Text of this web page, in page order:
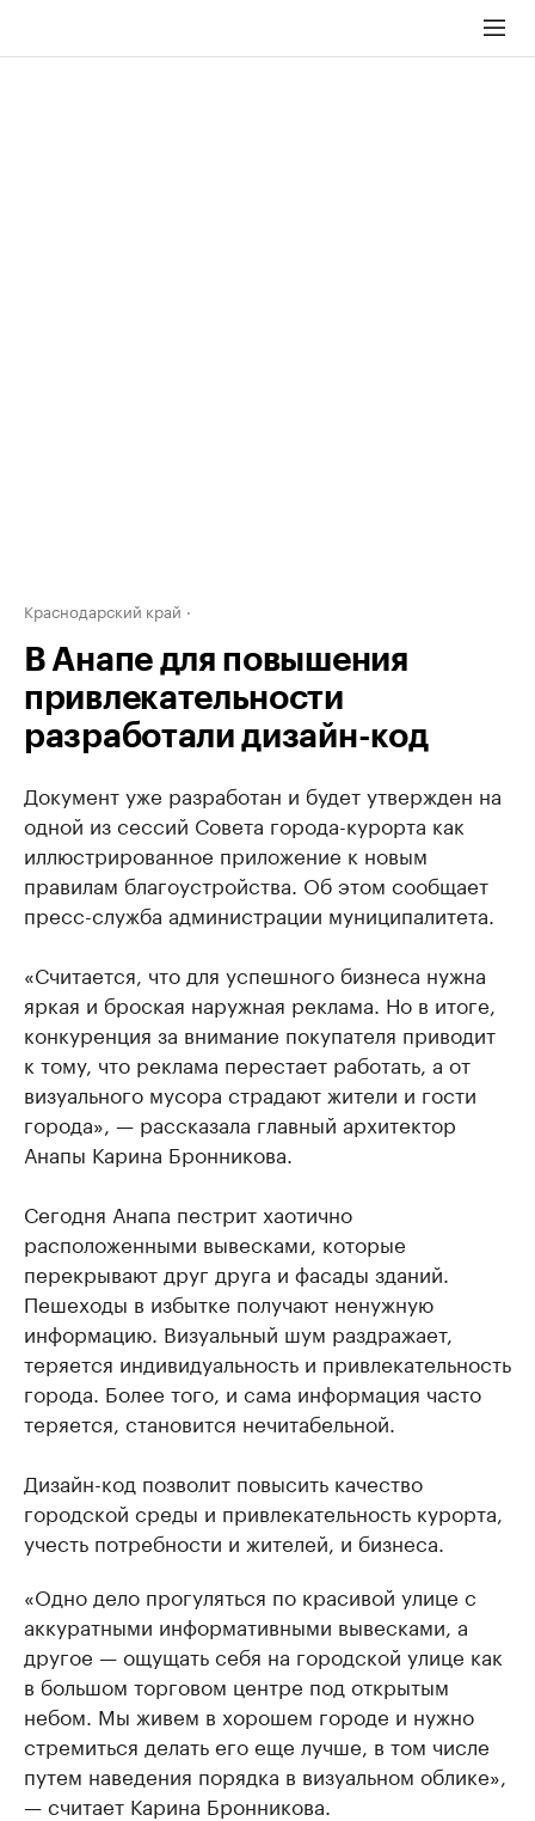
Краснодарский край
В Анапе для повышения
привлекательности
разработали дизайн-код
Документ уже разработан и будет утвержден на
одной из сессий Совета города-курорта как
иллюстрированное приложение к новым
правилам благоустройства. Об этом сообщает
пресс-служба администрации муниципалитета.
«Считается, что для успешного бизнеса нужна
яркая и броская наружная реклама. Но в итоге,
конкуренция за внимание покупателя приводит
к тому, что реклама перестает работать, а от
визуального мусора страдают жители и гости
города», — рассказала главный архитектор
Анапы Карина Бронникова.
Сегодня Анапа пестрит хаотично
расположенными вывесками, которые
перекрывают друг друга и фасады зданий.
Пешеходы в избытке получают ненужную
информацию. Визуальный шум раздражает,
теряется индивидуальность и привлекательность
города. Более того, и сама информация часто
теряется, становится нечитабельной.
Дизайн-код позволит повысить качество
городской среды и привлекательность курорта,
учесть потребности и жителей, и бизнеса.
«Одно дело прогуляться по красивой улице с
аккуратными информативными вывесками, а
другое — ощущать себя на городской улице как
в большом торговом центре под открытым
небом. Мы живем в хорошем городе и нужно
стремиться делать его еще лучше, в том числе
путем наведения порядка в визуальном облике»,
— считает Карина Бронникова.